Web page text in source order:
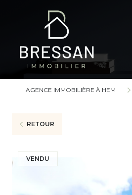
AGENCE IMMOBILIÈRE À HEM
RETOUR
VENDU